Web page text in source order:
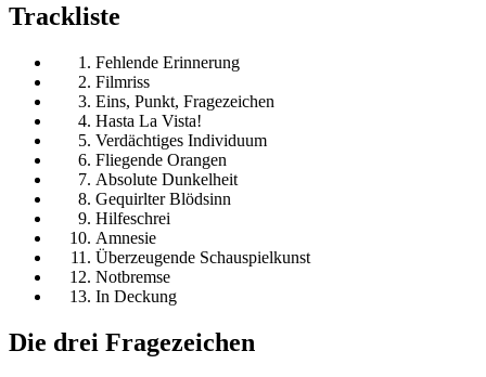
Trackliste
Fehlende Erinnerung
Filmriss
Eins, Punkt, Fragezeichen
Hasta La Vista!
Verdächtiges Individuum
Fliegende Orangen
Absolute Dunkelheit
Gequirlter Blödsinn
Hilfeschrei
Amnesie
Überzeugende Schauspielkunst
Notbremse
In Deckung
Die drei Fragezeichen